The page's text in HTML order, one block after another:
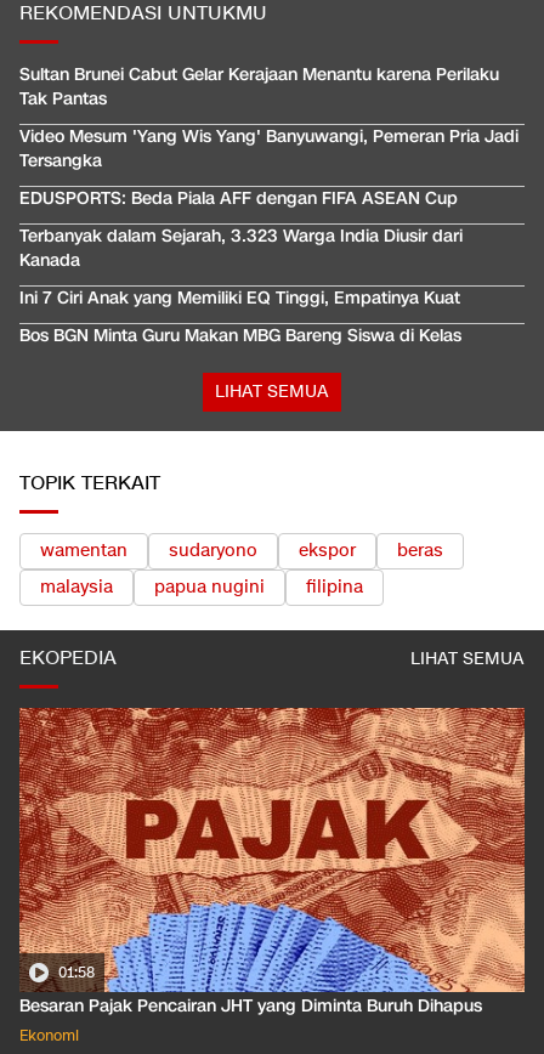
REKOMENDASI UNTUKMU
Sultan Brunei Cabut Gelar Kerajaan Menantu karena Perilaku
Tak Pantas
Video Mesum 'Yang Wis Yang' Banyuwangi, Pemeran Pria Jadi
Tersangka
EDUSPORTS: Beda Piala AFF dengan FIFA ASEAN Cup
Terbanyak dalam Sejarah, 3.323 Warga India Diusir dari
Kanada
Ini 7 Ciri Anak yang Memiliki EQ Tinggi, Empatinya Kuat
Bos BGN Minta Guru Makan MBG Bareng Siswa di Kelas
LIHAT SEMUA
TOPIK TERKAIT
wamentan sudaryono ekspor
beras
malaysia
papua nugini filipina
EKOPEDIA LIHAT SEMUA
01:58
Besaran Pajak Pencairan JHT yang Diminta Buruh Dihapus
Ekonomi